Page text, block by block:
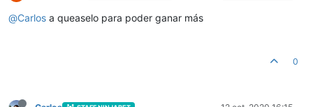
@Carlos a queaselo para poder ganar más
0